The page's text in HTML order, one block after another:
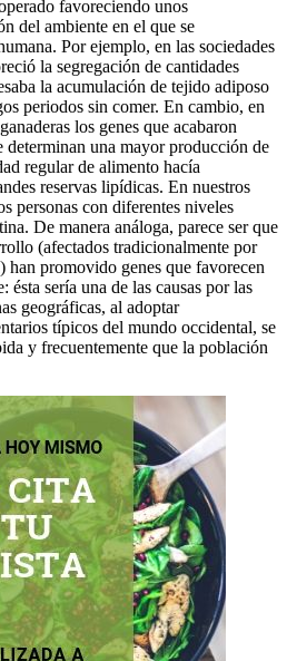
favoreciendo unos
del ambiente en el que se
Por ejemplo, en las sociedades
la segregación de cantidades
la acumulación de tejido adiposo
periodos sin comer. En cambio, en
los genes que acabaron
una mayor producción de
regular de alimento hacía
reservas lipídicas. En nuestros
personas con diferentes niveles
De manera análoga, parece ser que
(afectados tradicionalmente por
han promovido genes que favorecen
ésta sería una de las causas por las
geográficas, al adoptar
típicos del mundo occidental, se
y frecuentemente que la población